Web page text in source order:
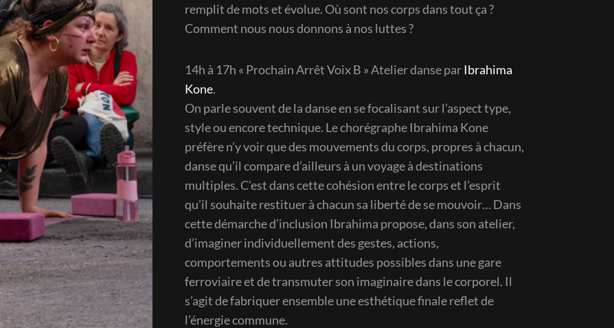
remplit de mots et évolue. Où sont nos corps dans tout ça ?
Comment nous nous donnons à nos luttes ?
14h à 17h « Prochain Arrêt Voix B » Atelier danse parIbrahima
Kone.
On parle souvent de la danse en se focalisant sur l’aspect type,
style ou encore technique. Le chorégraphe Ibrahima Kone
préfère n’y voir que des mouvements du corps, propres à chacun,
danse qu’il compare d’ailleurs à un voyage à destinations
multiples. C’est dans cette cohésion entre le corps et l’esprit
qu’il souhaite restituer à chacun sa liberté de se mouvoir… Dans
cette démarche d’inclusion Ibrahima propose, dans son atelier,
d’imaginer individuellement des gestes, actions,
comportements ou autres attitudes possibles dans une gare
ferroviaire et de transmuter son imaginaire dans le corporel. Il
s’agit de fabriquer ensemble une esthétique finale reflet de
l’énergie commune.